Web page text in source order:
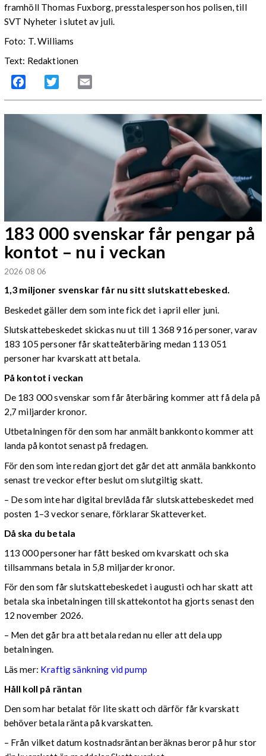
framhöll Thomas Fuxborg, presstalesperson hos polisen, till
SVT Nyheter i slutet av juli.
Foto: T. Williams
Text: Redaktionen
Facebook Twitter
183 000 svenskar får pengar på
kontot – nu i veckan
2026 08 06
1,3 miljoner svenskar får nu sitt slutskattebesked.
Beskedet gäller dem som inte fick det i april eller juni.
Slutskattebeskedet skickas nu ut till 1 368 916 personer, varav
183 105 personer får skatteåterbäring medan 113 051
personer har kvarskatt att betala.
På kontot i veckan
De 183 000 svenskar som får återbäring kommer att få dela på
2,7 miljarder kronor.
Utbetalningen för den som har anmält bankkonto kommer att
landa på kontot senast på fredagen.
För den som inte redan gjort det går det att anmäla bankkonto
senast tre veckor efter beslut om slutgiltig skatt.
– De som inte har digital brevlåda får slutskattebeskedet med
posten 1–3 veckor senare, förklarar Skatteverket.
Då ska du betala
113 000 personer har fått besked om kvarskatt och ska
tillsammans betala in 5,8 miljarder kronor.
För den som får slutskattebeskedet i augusti och har skatt att
betala ska inbetalningen till skattekontot ha gjorts senast den
12 november 2026.
– Men det går bra att betala redan nu eller att dela upp
betalningen.
Läs mer: Kraftig sänkning vid pump
Håll koll på räntan
Den som har betalat för lite skatt och därför får kvarskatt
behöver betala ränta på kvarskatten.
– Från vilket datum kostnadsräntan beräknas beror på hur stor